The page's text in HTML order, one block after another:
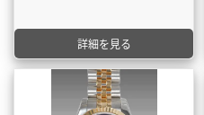
詳細を見る